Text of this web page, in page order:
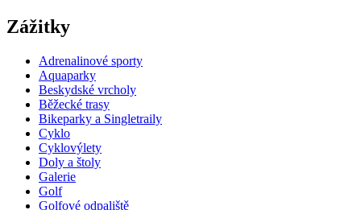
Zážitky
Adrenalinové sporty
Aquaparky
Beskydské vrcholy
Běžecké trasy
Bikeparky a Singletraily
Cyklo
Cyklovýlety
Doly a štoly
Galerie
Golf
Golfové odpaliště